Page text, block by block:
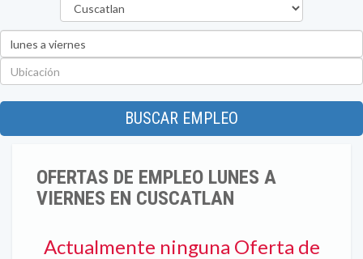
BUSCAR EMPLEO
OFERTAS DE EMPLEO LUNES A
VIERNES EN CUSCATLAN
Actualmente ninguna Oferta de